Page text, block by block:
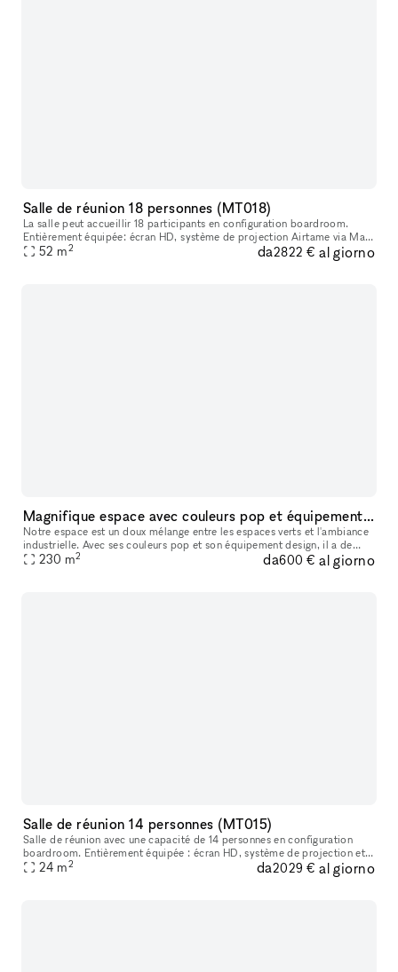
Salle de réunion 18 personnes (MT018)
La salle peut accueillir 18 participants en configuration boardroom.
Entièrement équipée: écran HD, système de projection Airtame via Mac
ou Pc, Wifi et Whiteboard.
52 m2 da2822 € al giorno
Magnifique espace avec couleurs pop et équipements design
Notre espace est un doux mélange entre les espaces verts et l'ambiance
industrielle. Avec ses couleurs pop et son équipement design, il a de
quoi plaire aux plus exigeants.
230 m2 da600 € al giorno
Salle de réunion 14 personnes (MT015)
Salle de réunion avec une capacité de 14 personnes en configuration
boardroom. Entièrement équipée : écran HD, système de projection et
de visioconférence Airtame Hub via Mac ou Pc, Wifi et Whiteboa
24 m2 da2029 € al giorno